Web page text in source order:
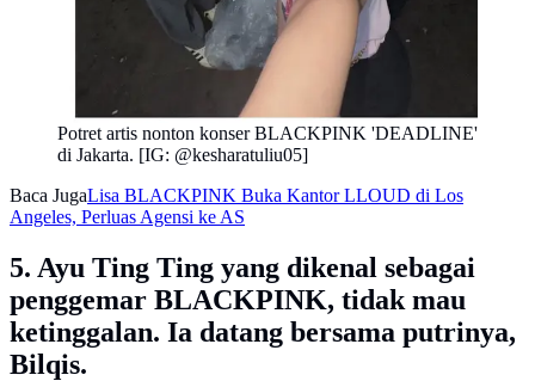
Potret artis nonton konser BLACKPINK 'DEADLINE'
di Jakarta. [IG: @kesharatuliu05]
Baca JugaLisa BLACKPINK Buka Kantor LLOUD di Los
Angeles, Perluas Agensi ke AS
5. Ayu Ting Ting yang dikenal sebagai
penggemar BLACKPINK, tidak mau
ketinggalan. Ia datang bersama putrinya,
Bilqis.